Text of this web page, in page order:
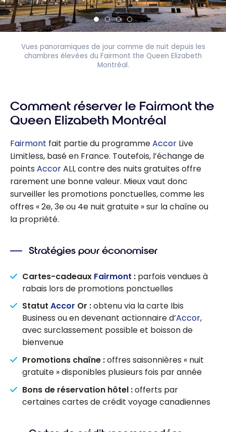
Vues panoramiques de jour comme de nuit depuis les
chambres élevées du Fairmont the Queen Elizabeth
Montréal.
Comment réserver le Fairmont the
Queen Elizabeth Montréal
Fairmont fait partie du programmeAccor Live
Limitless, basé en France. Toutefois, l’échange de
points AccorALL contre des nuits gratuites offre
rarement une bonne valeur. Mieux vaut donc
surveiller les promotions ponctuelles, comme les
offres « 2e, 3e ou 4e nuit gratuite » sur la chaîne ou
la propriété.
Stratégies pour économiser
Cartes-cadeaux Fairmont : parfois vendues à
rabais lors de promotions ponctuelles
Statut Accor Or :obtenu via la carte Ibis
Business ou en devenant actionnaire d’Accor,
avec surclassement possible et boisson de
bienvenue
Promotions chaîne :offres saisonnières « nuit
gratuite » disponibles plusieurs fois par année
Bons de réservation hôtel :offerts par
certaines cartes de crédit voyage canadiennes